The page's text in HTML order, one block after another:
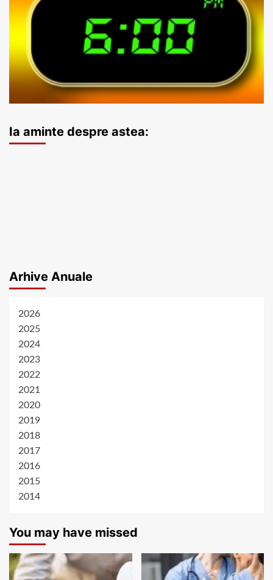
Ia aminte despre astea:
Arhive Anuale
2026
2025
2024
2023
2022
2021
2020
2019
2018
2017
2016
2015
2014
You may have missed